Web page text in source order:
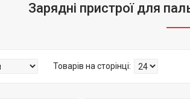
Зарядні пристрої для